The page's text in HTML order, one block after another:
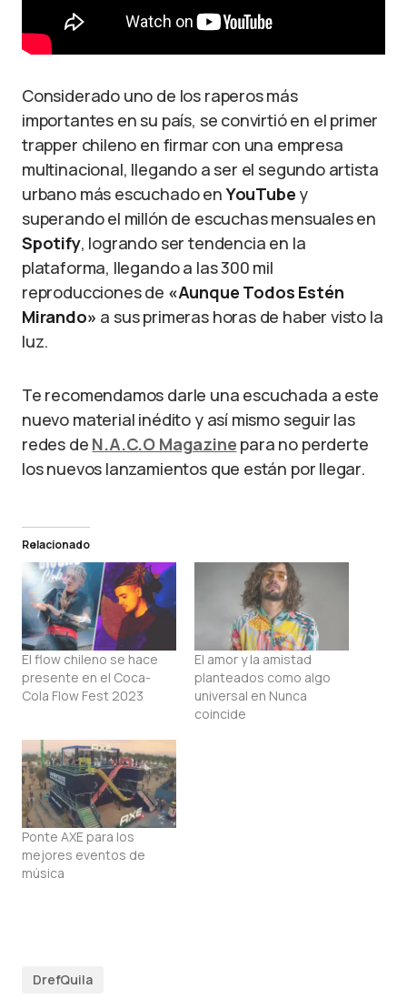
Considerado uno de los raperos más
importantes en su país, se convirtió en el primer
trapper chileno en firmar con una empresa
multinacional, llegando a ser el segundo artista
urbano más escuchado enYouTube y
superando el millón de escuchas mensuales en
Spotify, logrando ser tendencia en la
plataforma, llegando a las 300 mil
reproducciones de «Aunque Todos Estén
Mirando» a sus primeras horas de haber visto la
luz.
Te recomendamos darle una escuchada a este
nuevo material inédito y así mismo seguir las
redes de N.A.C.O Magazine para no perderte
los nuevos lanzamientos que están por llegar.
Relacionado
El flow chileno se hace
presente en el Coca-
Cola Flow Fest 2023
El amor y la amistad
planteados como algo
universal en Nunca
coincide
Ponte AXE para los
mejores eventos de
música
DrefQuila